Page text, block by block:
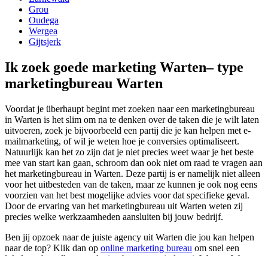
Grou
Oudega
Wergea
Gijtsjerk
Ik zoek goede marketing Warten– type
marketingbureau Warten
Voordat je überhaupt begint met zoeken naar een marketingbureau
in Warten is het slim om na te denken over de taken die je wilt laten
uitvoeren, zoek je bijvoorbeeld een partij die je kan helpen met e-
mailmarketing, of wil je weten hoe je conversies optimaliseert.
Natuurlijk kan het zo zijn dat je niet precies weet waar je het beste
mee van start kan gaan, schroom dan ook niet om raad te vragen aan
het marketingbureau in Warten. Deze partij is er namelijk niet alleen
voor het uitbesteden van de taken, maar ze kunnen je ook nog eens
voorzien van het best mogelijke advies voor dat specifieke geval.
Door de ervaring van het marketingbureau uit Warten weten zij
precies welke werkzaamheden aansluiten bij jouw bedrijf.
Ben jij opzoek naar de juiste agency uit Warten die jou kan helpen
naar de top? Klik dan op online marketing bureau om snel een